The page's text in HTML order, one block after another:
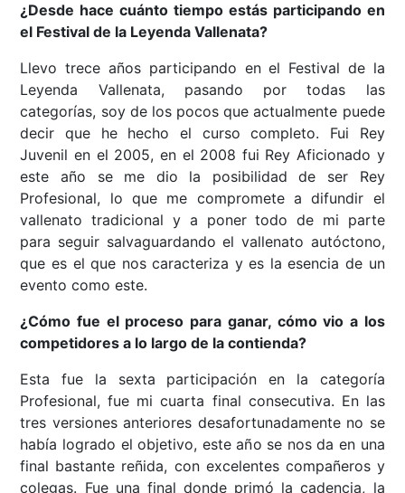
¿Desde hace cuánto tiempo estás participando en
el Festival de la Leyenda Vallenata?
Llevo trece años participando en el Festival de la
Leyenda Vallenata, pasando por todas las
categorías, soy de los pocos que actualmente puede
decir que he hecho el curso completo. Fui Rey
Juvenil en el 2005, en el 2008 fui Rey Aficionado y
este año se me dio la posibilidad de ser Rey
Profesional, lo que me compromete a difundir el
vallenato tradicional y a poner todo de mi parte
para seguir salvaguardando el vallenato autóctono,
que es el que nos caracteriza y es la esencia de un
evento como este.
¿Cómo fue el proceso para ganar, cómo vio a los
competidores a lo largo de la contienda?
Esta fue la sexta participación en la categoría
Profesional, fue mi cuarta final consecutiva. En las
tres versiones anteriores desafortunadamente no se
había logrado el objetivo, este año se nos da en una
final bastante reñida, con excelentes compañeros y
colegas. Fue una final donde primó la cadencia, la